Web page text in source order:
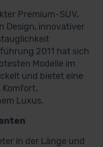
Premium-SUV,
Design, innovativer
2011 hat sich
Modelle im
und bietet eine
Luxus.
in der Länge und